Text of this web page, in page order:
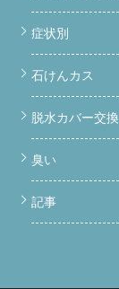
症状別
石けんカス
脱水カバー交換
臭い
記事